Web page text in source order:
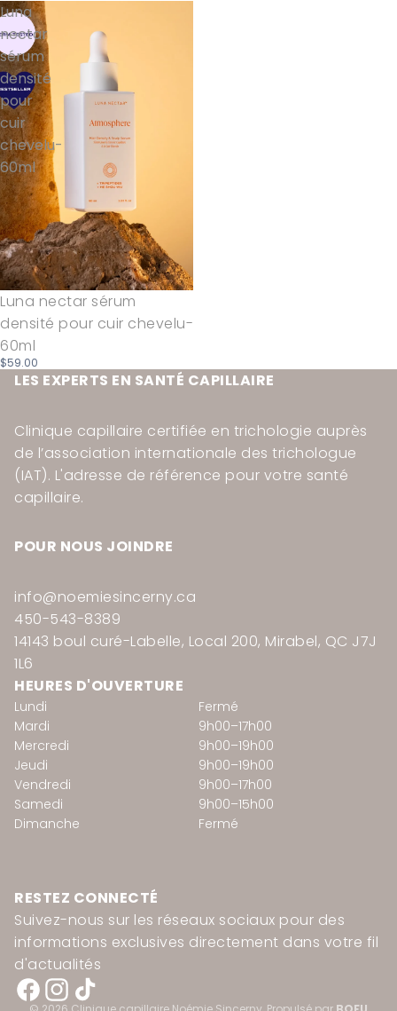
Luna
nectar
sérum
densité
pour
cuir
chevelu-
60ml
Luna nectar sérum
densité pour cuir chevelu-
60ml
$59.00
LES EXPERTS EN SANTÉ CAPILLAIRE
Clinique capillaire certifiée en trichologie auprès
de l’association internationale des trichologue
(IAT). L'adresse de référence pour votre santé
capillaire.
POUR NOUS JOINDRE
info@noemiesincerny.ca
450-543-8389
14143 boul curé-Labelle, Local 200, Mirabel, QC J7J
1L6
HEURES D'OUVERTURE
Lundi
Mardi
Mercredi
Jeudi
Vendredi
Samedi
Dimanche
Fermé
9h00–17h00
9h00–19h00
9h00–19h00
9h00–17h00
9h00–15h00
Fermé
RESTEZ CONNECTÉ
Suivez-nous sur les réseaux sociaux pour des
informations exclusives directement dans votre fil
d'actualités
Politique de remboursement
Politique de confidentialité
Conditions d’utilisation
Politique d’expédition
Coordonnées